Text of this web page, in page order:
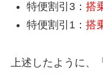
特便割引3： 搭
特便割引1： 搭
上述したように、